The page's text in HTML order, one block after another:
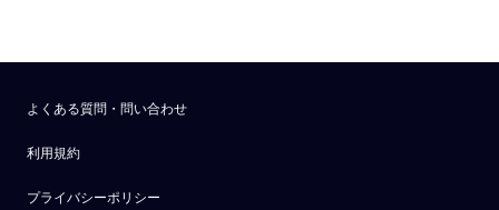
よくある質問・問い合わせ
利用規約
プライバシーポリシー